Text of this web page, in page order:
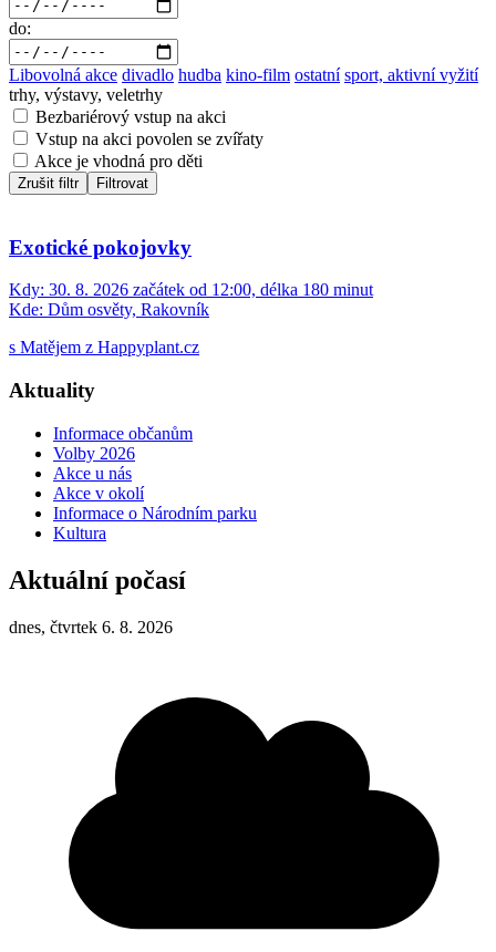
do:
Libovolná akce divadlo hudba kino-film ostatní sport, aktivní vyžití
trhy, výstavy, veletrhy
Bezbariérový vstup na akci
Vstup na akci povolen se zvířaty
Akce je vhodná pro děti
Zrušit filtr Filtrovat
Exotické pokojovky
Kdy: 30. 8. 2026 začátek od 12:00, délka 180 minut
Kde: Dům osvěty, Rakovník
s Matějem z Happyplant.cz
Aktuality
Informace občanům
Volby 2026
Akce u nás
Akce v okolí
Informace o Národním parku
Kultura
Aktuální počasí
dnes, čtvrtek 6. 8. 2026